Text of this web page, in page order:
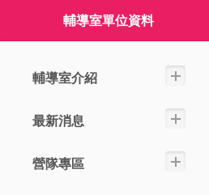
輔導室單位資料
輔導室介紹
最新消息
營隊專區